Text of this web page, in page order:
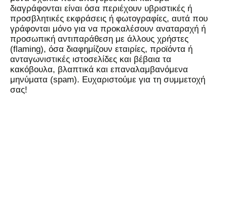
διαγράφονται είναι όσα περιέχουν υβριστικές ή
προσβλητικές εκφράσεις ή φωτογραφίες, αυτά που
γράφονται μόνο για να προκαλέσουν αναταραχή ή
προσωπική αντιπαράθεση με άλλους χρήστες
(flaming), όσα διαφημίζουν εταιρίες, προϊόντα ή
ανταγωνιστικές ιστοσελίδες και βέβαια τα
κακόβουλα, βλαπτικά και επαναλαμβανόμενα
μηνύματα (spam). Ευχαριστούμε για τη συμμετοχή
σας!